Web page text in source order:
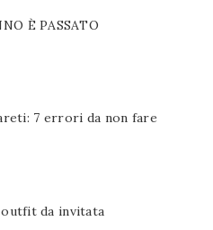
È PASSATO
7 errori da non fare
da invitata